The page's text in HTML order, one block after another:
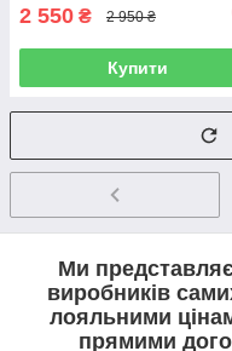
2 550 ₴ 2 950 ₴
Купити
Ми
виробників
лояльними
прямими